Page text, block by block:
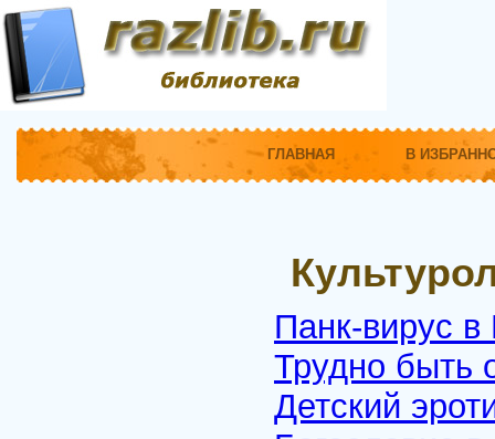
ГЛАВНАЯ В
Панк-вирус в
Трудно быть
Детский